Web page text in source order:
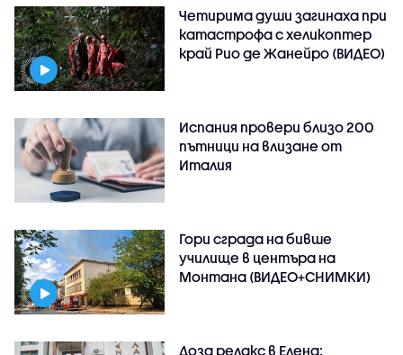
Четирима души загинаха при
катастрофа с хеликоптер
край Рио де Жанейро (ВИДЕО)
Испания провери близо 200
пътници на влизане от
Италия
Гори сграда на бивше
училище в центъра на
Монтана (ВИДЕО+СНИМКИ)
Доза релакс в Елена: